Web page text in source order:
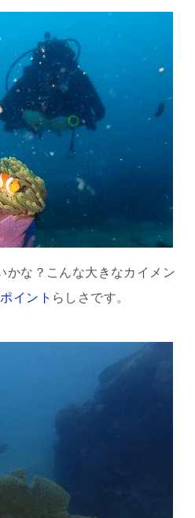
かな？こんな大きなカイメン
イント らしさです。